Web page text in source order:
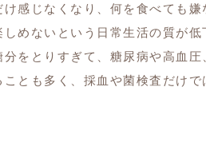
感じなくなり、何を食べても
めないという日常生活の質が
をとりすぎて、糖尿病や高血
とも多く、採血や菌検査だけ